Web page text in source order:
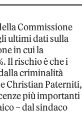
Commissione
ultimi dati sulla
in cui la
Il rischio è che i
criminalità
Christian Paterniti,
più importanti
– dal sindaco